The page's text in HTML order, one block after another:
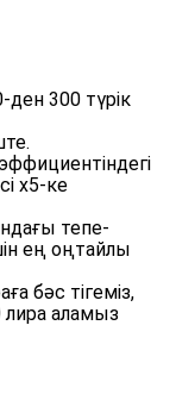
ден 300 түрік
x5-ке
тепе-
ең оңтайлы
бәс тігеміз,
аламыз